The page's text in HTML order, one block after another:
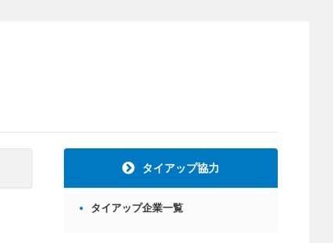
タイアップ協力
タイアップ企業一覧